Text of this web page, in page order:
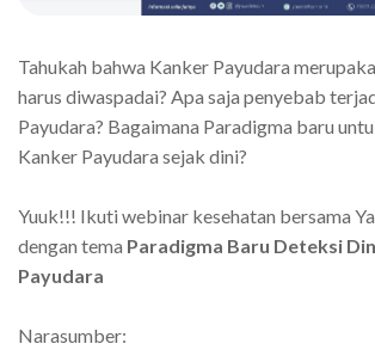
Tahukah bahwa Kanker Payudara
harus diwaspadai? Apa saja penyebab
Payudara? Bagaimana Paradigma baru
Kanker Payudara sejak dini?
Yuuk!!! Ikuti webinar kesehatan bersama
dengan tema Paradigma Baru Deteksi
Payudara
Narasumber: